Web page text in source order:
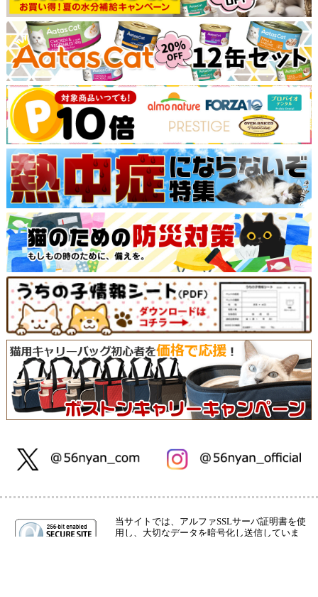
当サイトでは、アルファSSLサーバ証明書を使
用し、大切なデータを暗号化し送信していま